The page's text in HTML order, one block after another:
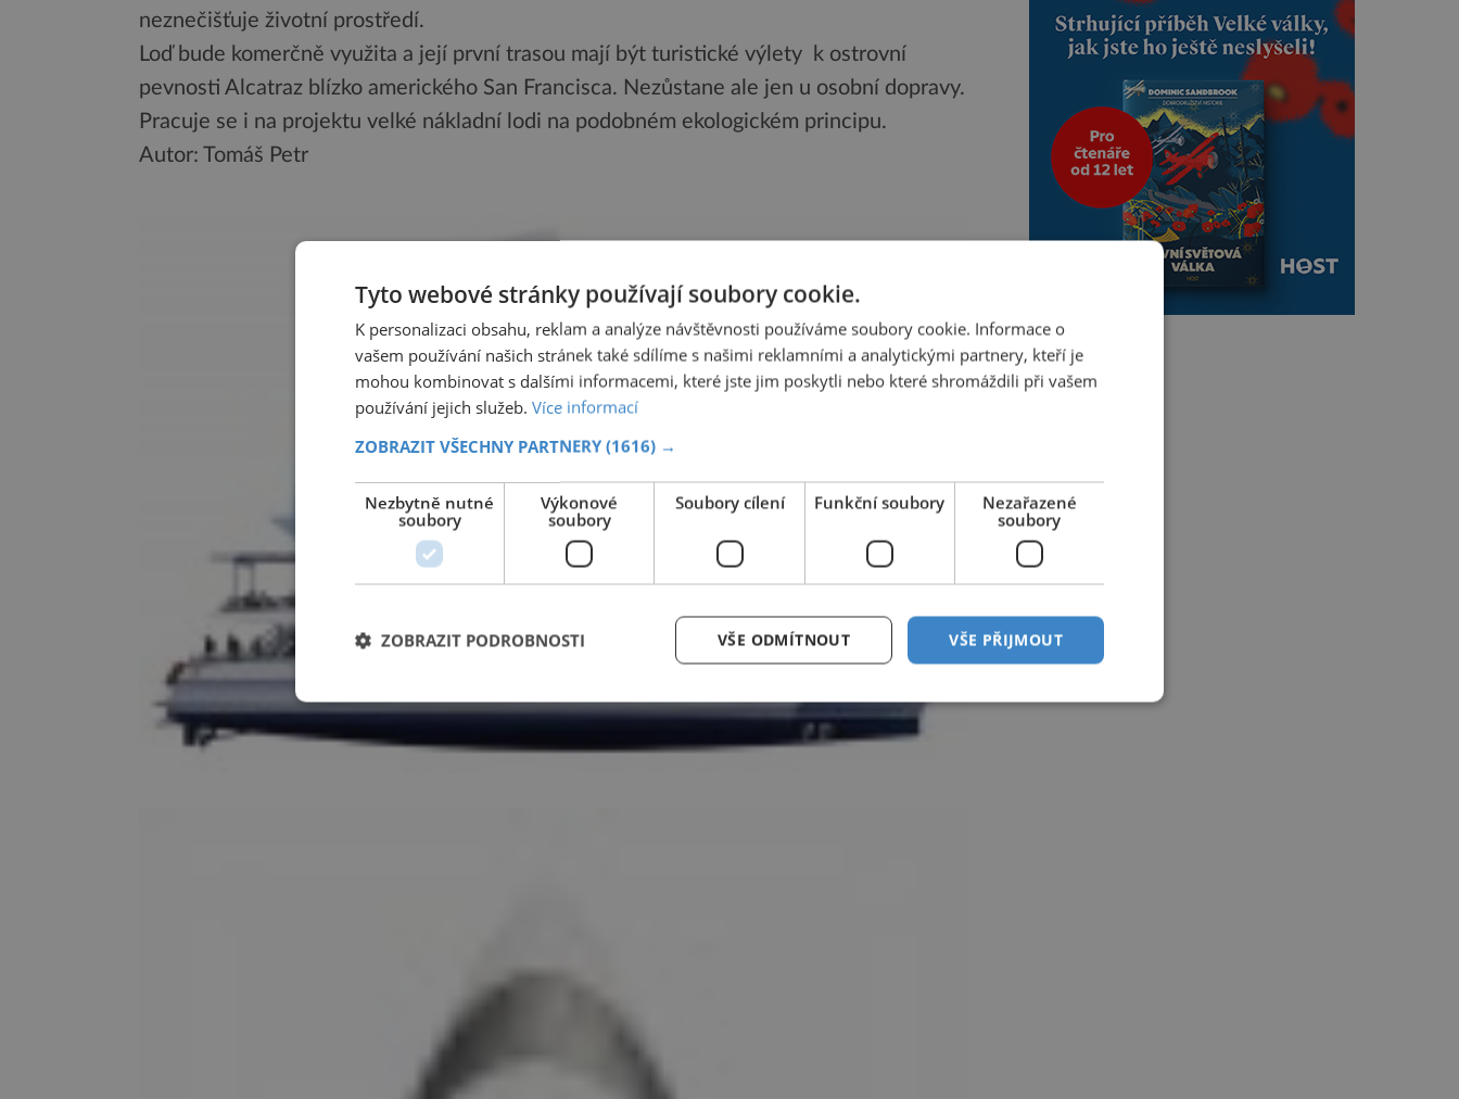
neznečišťuje životní prostředí.
Loď bude komerčně využita a její první trasou mají být turistické výlety k ostrovní
pevnosti Alcatraz blízko amerického San Francisca. Nezůstane ale jen u osobní dopravy.
Pracuje se i na projektu velké nákladní lodi na podobném ekologickém principu.
Autor: Tomáš Petr
Tyto webové stránky používají soubory cookie.
K personalizaci obsahu, reklam a analýze návštěvnosti používáme soubory cookie. Informace o
vašem používání našich stránek také sdílíme s našimi reklamními a analytickými partnery, kteří je
mohou kombinovat s dalšími informacemi, které jste jim poskytli nebo které shromáždili při vašem
používání jejich služeb. Více informací
ZOBRAZIT VŠECHNY PARTNERY (1616) →
Nezbytně nutné
soubory
Výkonové
soubory
Soubory cílení Funkční soubory
Nezařazené
soubory
VŠE PŘIJMOUT
VŠE ODMÍTNOUT
ZOBRAZIT PODROBNOSTI